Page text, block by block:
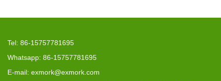
Tel: 86-15757781695
Whatsapp: 86-15757781695
E-mail: exmork@exmork.com